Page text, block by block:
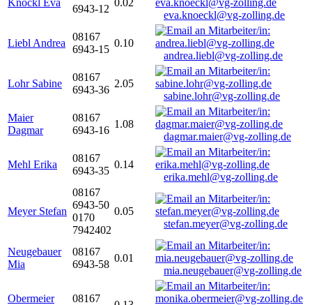
Knöckl Eva
6943-12
0.02
eva.knoeckl@vg-zolling.de
Liebl Andrea
08167
6943-15
0.10
andrea.liebl@vg-zolling.de
Lohr Sabine
08167
6943-36
2.05
sabine.lohr@vg-zolling.de
Maier
Dagmar
08167
6943-16
1.08
dagmar.maier@vg-zolling.de
Mehl Erika
08167
6943-35
0.14
erika.mehl@vg-zolling.de
Meyer Stefan
08167
6943-50
0170
7942402
0.05
stefan.meyer@vg-zolling.de
Neugebauer
Mia
08167
6943-58
0.01
mia.neugebauer@vg-zolling.de
Obermeier
08167